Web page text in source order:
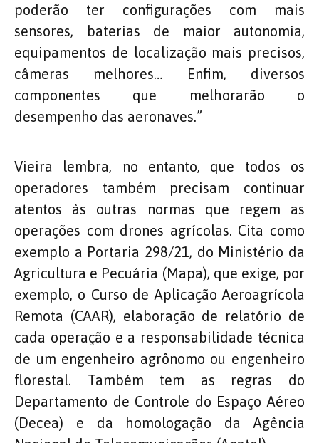
poderão ter configurações com mais
sensores, baterias de maior autonomia,
equipamentos de localização mais precisos,
câmeras melhores… Enfim, diversos
componentes que melhorarão o
desempenho das aeronaves.”
Vieira lembra, no entanto, que todos os
operadores também precisam continuar
atentos às outras normas que regem as
operações com drones agrícolas. Cita como
exemplo a Portaria 298/21, do Ministério da
Agricultura e Pecuária (Mapa), que exige, por
exemplo, o Curso de Aplicação Aeroagrícola
Remota (CAAR), elaboração de relatório de
cada operação e a responsabilidade técnica
de um engenheiro agrônomo ou engenheiro
florestal. Também tem as regras do
Departamento de Controle do Espaço Aéreo
(Decea) e da homologação da Agência